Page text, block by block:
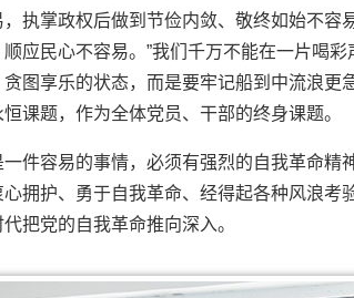
执掌政权后做到节俭内敛、敬终如始不容
应民心不容易。”我们千万不能在一片喝
图享乐的状态，而是要牢记船到中流浪更
课题，作为全体党员、干部的终身课题。
件容易的事情，必须有强烈的自我革命精
拥护、勇于自我革命、经得起各种风浪考
把党的自我革命推向深入。